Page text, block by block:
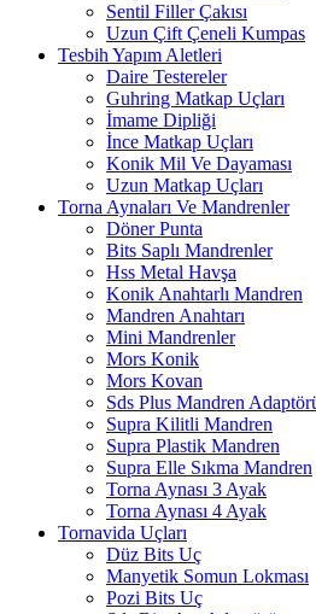
Sentil Filler Çakısı
Uzun Çift Çeneli Kumpas
Tesbih Yapım Aletleri
Daire Testereler
Guhring Matkap Uçları
İmame Dipliği
İnce Matkap Uçları
Konik Mil Ve Dayaması
Uzun Matkap Uçları
Torna Aynaları Ve Mandrenler
Döner Punta
Bits Saplı Mandrenler
Hss Metal Havşa
Konik Anahtarlı Mandren
Mandren Anahtarı
Mini Mandrenler
Mors Konik
Mors Kovan
Sds Plus Mandren
Supra Kilitli Mandren
Supra Plastik Mandren
Supra Elle Sıkma Mandren
Torna Aynası 3 Ayak
Torna Aynası 4 Ayak
Tornavida Uçları
Düz Bits Uç
Manyetik Somun Lokması
Pozi Bits Uç